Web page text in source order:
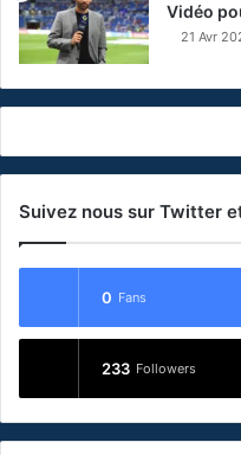
Vidéo
21 Avr
Suivez nous sur Twitter
0 Fans
233 Followers